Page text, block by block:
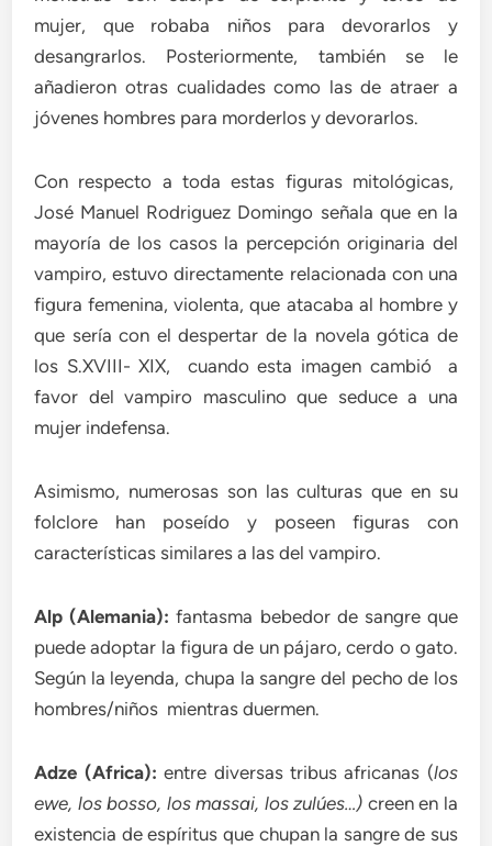
mujer, que robaba niños para devorarlos y
desangrarlos. Posteriormente, también se le
añadieron otras cualidades como las de atraer a
jóvenes hombres para morderlos y devorarlos.
Con respecto a toda estas figuras mitológicas,
José Manuel Rodriguez Domingo señala que en la
mayoría de los casos la percepción originaria del
vampiro, estuvo directamente relacionada con una
figura femenina, violenta, que atacaba al hombre y
que sería con el despertar de la novela gótica de
los S.XVIII- XIX, cuando esta imagen cambió a
favor del vampiro masculino que seduce a una
mujer indefensa.
Asimismo, numerosas son las culturas que en su
folclore han poseído y poseen figuras con
características similares a las del vampiro.
Alp (Alemania): fantasma bebedor de sangre que
puede adoptar la figura de un pájaro, cerdo o gato.
Según la leyenda, chupa la sangre del pecho de los
hombres/niños mientras duermen.
Adze (Africa): entre diversas tribus africanas (los
ewe, los bosso, los massai, los zulúes…) creen en la
existencia de espíritus que chupan la sangre de sus